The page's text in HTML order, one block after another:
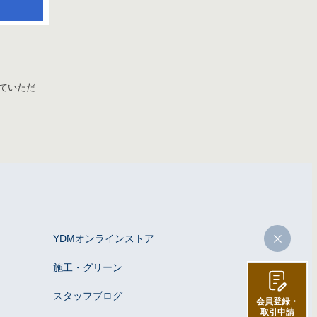
いただ
会員登録・
取引申請
YDMオンラインストア
施工・グリーン
スタッフブログ